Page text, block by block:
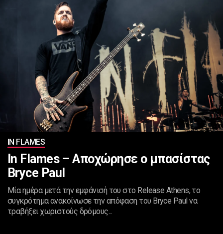
IN FLAMES
Ιn Flames – Αποχώρησε ο μπασίστας
Bryce Paul
Μία ημέρα μετά την εμφάνισή του στο Release Athens, το
συγκρότημα ανακοίνωσε την απόφαση του Bryce Paul να
τραβήξει χωριστούς δρόμους...